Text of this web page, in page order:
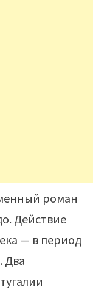
роман
Действие
— в период
Два